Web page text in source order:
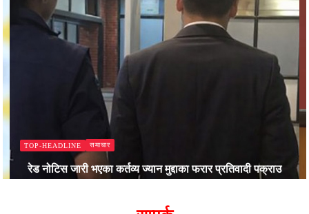
TOP-HEADLINE समाचार
रेड नोटिस जारी भएका कर्तव्य ज्यान मुद्दाका फरार प्रतिवादी पक्राउ